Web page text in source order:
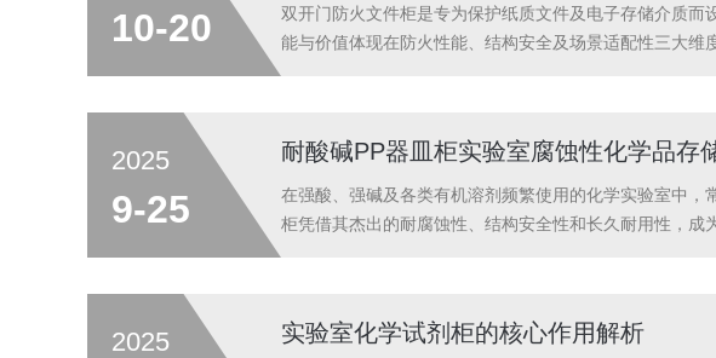
10-20
双开门防火文件柜是专为保护纸质文件及电子存储介质
能与价值体现在防火性能、结构安全及场景适配性三大维
2025
9-25
耐酸碱PP器皿柜实验室腐蚀性化学品存
在强酸、强碱及各类有机溶剂频繁使用的化学实验室中
柜凭借其杰出的耐腐蚀性、结构安全性和长久耐用性，成
2025 实验室化学试剂柜的核心作用解析